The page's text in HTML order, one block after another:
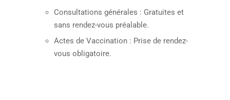
Consultations générales : Gratuites et
sans rendez-vous préalable.
Actes de Vaccination : Prise de rendez-
vous obligatoire.